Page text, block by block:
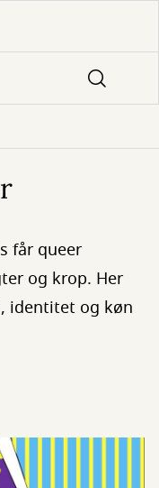
får queer
og krop. Her
identitet og køn